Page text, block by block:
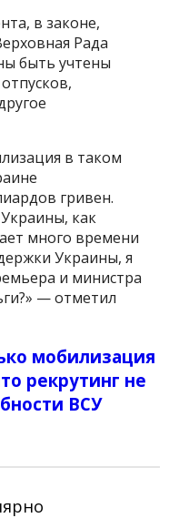
в законе,
Рада
быть учтены
в таком
гривен.
как
много времени
Украины, я
и министра
— отметил
мобилизация
рекрутинг не
ВСУ